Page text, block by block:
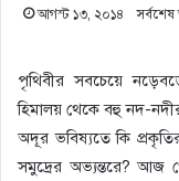
আগস্ট ১৩, ২০১৪
পৃথিবীর সবচেয়ে
হিমালয় থেকে বহু নদ-
অদূর ভবিষ্যতে কি
সমুদ্রের অভ্যন্তরে?